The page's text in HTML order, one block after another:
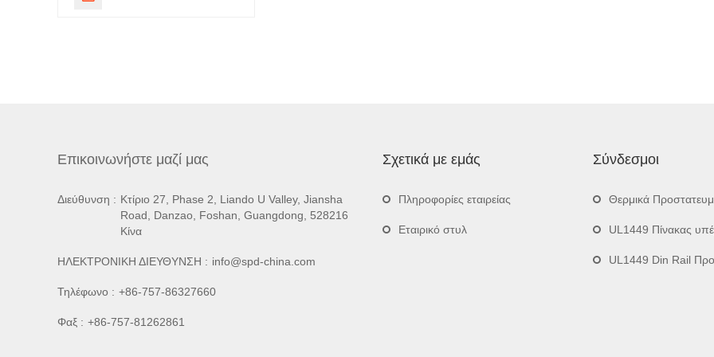
Επικοινωνήστε μαζί μας
Διεύθυνση : Κτίριο 27, Phase 2, Liando U Valley, Jiansha
Road, Danzao, Foshan, Guangdong, 528216
Κίνα
ΗΛΕΚΤΡΟΝΙΚΗ ΔΙΕΥΘΥΝΣΗ : info@spd-china.com
Τηλέφωνο : +86-757-86327660
Φαξ : +86-757-81262861
Σχετικά με εμάς
Πληροφορίες εταιρείας
Εταιρικό στυλ
Σύνδεσμοι
Θερμικά
UL1449 Πίνακας
UL1449 Din Rail